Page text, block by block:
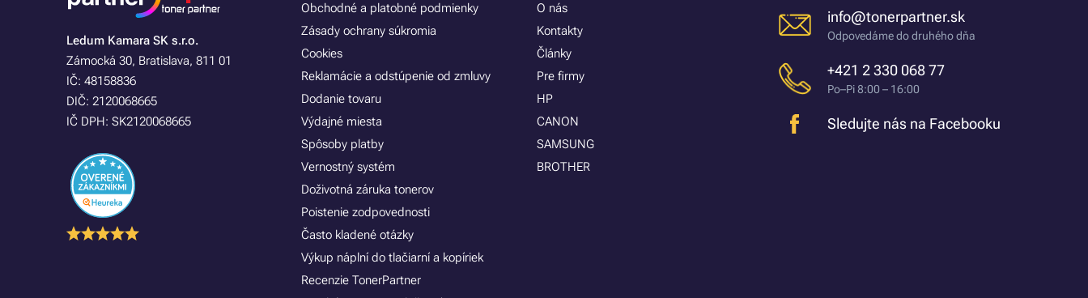
Ledum Kamara SK s.r.o.
Zámocká 30, Bratislava, 811 01
IČ: 48158836
DIČ: 2120068665
IČ DPH: SK2120068665
Obchodné a platobné podmienky
Zásady ochrany súkromia
Cookies
Reklamácie a odstúpenie od zmluvy
Dodanie tovaru
Výdajné miesta
Spôsoby platby
Vernostný systém
Doživotná záruka tonerov
Poistenie zodpovednosti
Často kladené otázky
Výkup náplní do tlačiarní a kopíriek
Recenzie TonerPartner
O nás
Kontakty
Články
Pre firmy
HP
CANON
SAMSUNG
BROTHER
info@tonerpartner.sk
Odpovedáme do druhého dňa
+421 2 330 068 77
Po–Pi 8:00 – 16:00
Sledujte nás na Facebooku